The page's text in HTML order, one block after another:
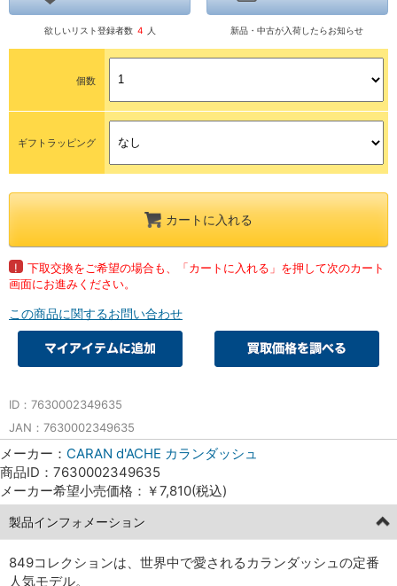
欲しいリスト登録者数 4 人 新品・中古が入荷したらお知らせ
個数
ギフトラッピング
カートに入れる
!
下取交換をご希望の場合も、「カートに入れる」を押して次のカート
画面にお進みください。
この商品に関するお問い合わせ
ID：7630002349635
JAN：7630002349635
メーカー： CARAN d'ACHE カランダッシュ
商品ID：7630002349635
メーカー希望小売価格：￥7,810(税込)
製品インフォメーション
849コレクションは、世界中で愛されるカランダッシュの定番
人気モデル。